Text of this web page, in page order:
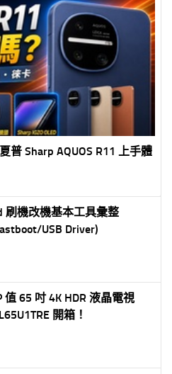
普 Sharp AQUOS R11 上手體
刷機改機基本工具彙整
USB Driver)
值 65 吋 4K HDR 液晶電視
開箱！